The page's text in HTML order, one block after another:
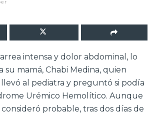
intensa y dolor abdominal, lo
mamá, Chabi Medina, quien
al pediatra y preguntó si podía
Urémico Hemolítico. Aunque
probable, tras dos días de